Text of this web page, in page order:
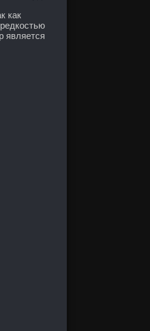
как
является